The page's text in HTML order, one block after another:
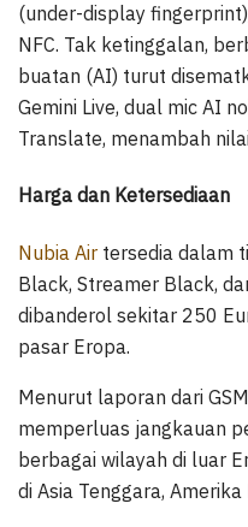
(under-display
NFC. Tak ketinggalan,
buatan (AI) turut
Gemini Live, dual mic AI
Translate, menambah
Harga dan Ketersediaan
Nubia Air tersedia dalam
Black, Streamer Black,
dibanderol sekitar 250
pasar Eropa.
Menurut laporan dari
memperluas jangkauan
berbagai wilayah di luar
di Asia Tenggara,